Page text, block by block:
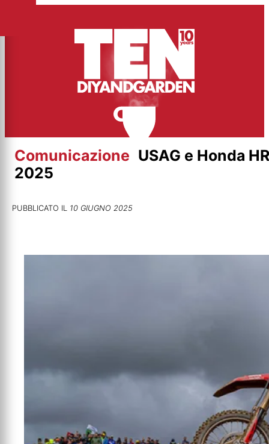
contenuto
Comunicazione USAG e Honda
2025
PUBBLICATO IL 10 GIUGNO 2025